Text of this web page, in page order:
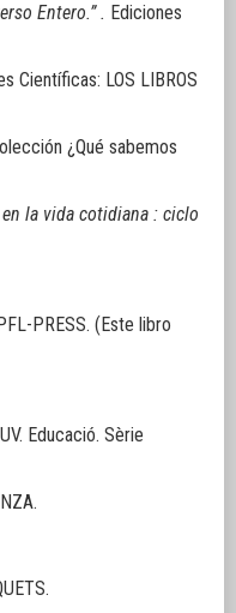
Entero.” . Ediciones
Científicas: LOS LIBROS
¿Qué sabemos
la vida cotidiana : ciclo
PRESS. (Este libro
Educació. Sèrie